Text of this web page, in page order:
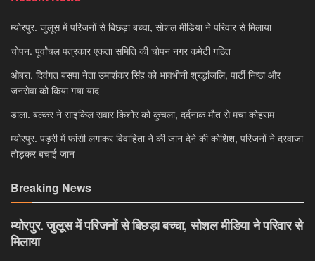
म्योरपुर. जुलूस में परिजनों से बिछड़ा बच्चा, सोशल मीडिया ने परिवार से मिलाया
चोपन. पूर्वांचल पत्रकार एकता समिति की चोपन नगर कमेटी गठित
ओबरा. दिवंगत बसपा नेता उमाशंकर सिंह को भावभीनी श्रद्धांजलि, पार्टी निष्ठा और
जनसेवा को किया गया याद
डाला. बल्कर ने साइकिल सवार किशोर को कुचला, दर्दनाक मौत से मचा कोहराम
म्योरपुर. पड़री में फांसी लगाकर विवाहिता ने की जान देने की कोशिश, परिजनों ने दरवाजा
तोड़कर बचाई जान
Breaking News
म्योरपुर. जुलूस में परिजनों से बिछड़ा बच्चा, सोशल मीडिया ने परिवार से
मिलाया